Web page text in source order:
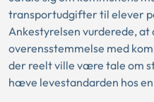
transportudgifter til elever
Ankestyrelsen vurderede,
overensstemmelse med
der reelt ville være tale om
hæve levestandarden hos